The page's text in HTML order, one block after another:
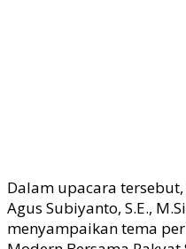
Dalam upacara
Agus Subiyanto, S.E.,
menyampaikan tema